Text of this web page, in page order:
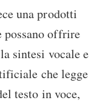
una prodotti
possano offrire
sintesi vocale e
che legge
testo in voce,